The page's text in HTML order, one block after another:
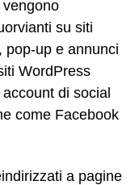
su siti
pop-up e annunci
WordPress
di social
come Facebook
a pagine